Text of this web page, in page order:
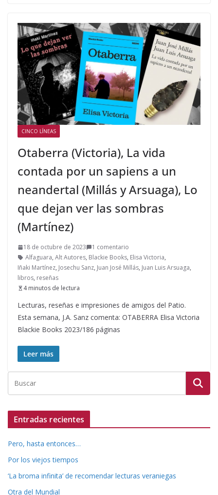
CINCO LÍNEAS
Otaberra (Victoria), La vida
contada por un sapiens a un
neandertal (Millás y Arsuaga), Lo
que dejan ver las sombras
(Martínez)
18 de octubre de 2023
1 comentario
Alfaguara, Alt Autores, Blackie Books, Elisa Victoria,
Iñaki Martínez, Josechu Sanz, Juan José Millás, Juan Luis Arsuaga,
libros, reseñas
4 minutos de lectura
Lecturas, reseñas e impresiones de amigos del Patio.
Esta semana, J.A. Sanz comenta: OTABERRA Elisa Victoria
Blackie Books 2023/186 páginas
Leer más
Entradas recientes
Pero, hasta entonces…
Por los viejos tiempos
‘La broma infinita’ de recomendar lecturas veraniegas
Otra del Mundial